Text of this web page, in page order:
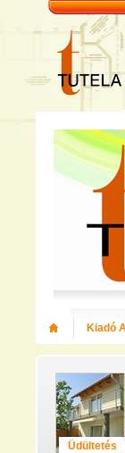
Kiadó
Üdültetés